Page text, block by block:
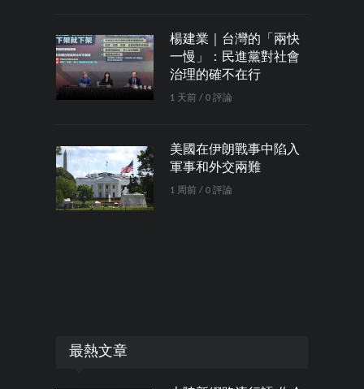
楊建業｜台灣的「兩快
一慢」：民進黨對社會
治理的確不在行
1 天前 / 0 評論
美國在伊朗戰事中陷入
軍事和外交兩難
1 周前 / 0 評論
最熱文章